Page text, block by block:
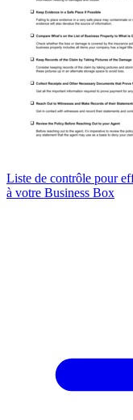
Liste de contrôle pour
à votre Business Box